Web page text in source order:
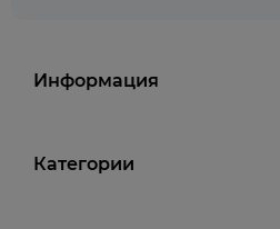
Информация
Категории